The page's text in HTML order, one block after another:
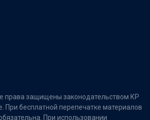
права защищены законодательством КР
При бесплатной перепечатке материалов
При использовании